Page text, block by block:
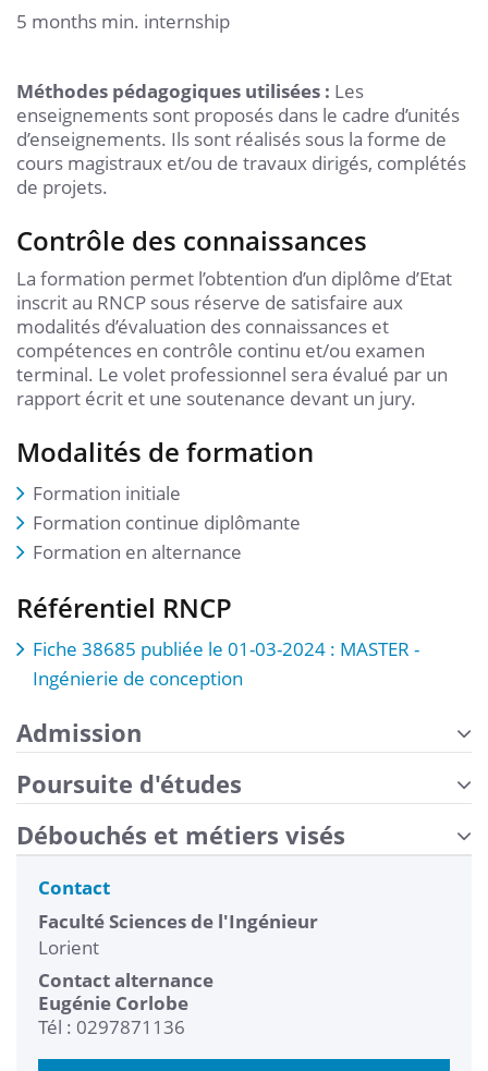
5 months min. internship
Méthodes pédagogiques utilisées : Les
enseignements sont proposés dans le cadre d’unités
d’enseignements. Ils sont réalisés sous la forme de
cours magistraux et/ou de travaux dirigés, complétés
de projets.
Contrôle des connaissances
La formation permet l’obtention d’un diplôme d’Etat
inscrit au RNCP sous réserve de satisfaire aux
modalités d’évaluation des connaissances et
compétences en contrôle continu et/ou examen
terminal. Le volet professionnel sera évalué par un
rapport écrit et une soutenance devant un jury.
Modalités de formation
Formation initiale
Formation continue diplômante
Formation en alternance
Référentiel RNCP
Fiche 38685 publiée le 01-03-2024 : MASTER -
Ingénierie de conception
Admission
Poursuite d'études
Débouchés et métiers visés
Contact
Faculté Sciences de l'Ingénieur
Lorient
Contact alternance
Eugénie Corlobe
Tél : 0297871136